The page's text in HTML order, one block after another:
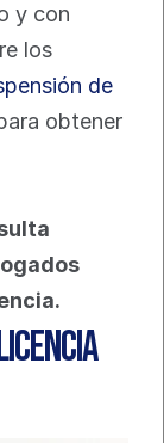
y con
los
de
obtener